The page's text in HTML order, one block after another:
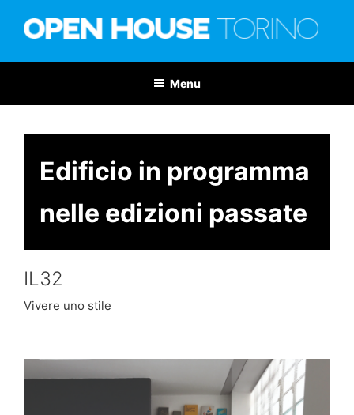
Menu
Edificio in programma
nelle edizioni passate
IL32
Vivere uno stile